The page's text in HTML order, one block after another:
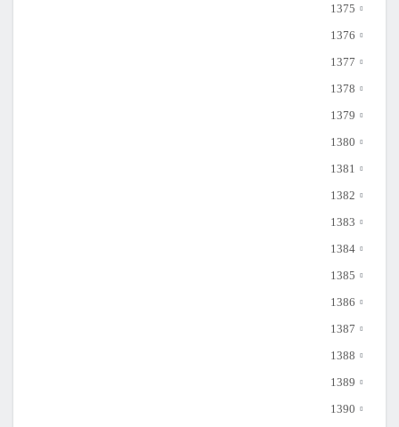
1375
1376
1377
1378
1379
1380
1381
1382
1383
1384
1385
1386
1387
1388
1389
1390